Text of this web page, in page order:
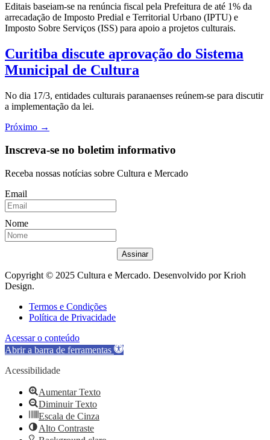
Editais baseiam-se na renúncia fiscal pela Prefeitura de até 1% da
arrecadação de Imposto Predial e Territorial Urbano (IPTU) e
Imposto Sobre Serviços (ISS) para apoio a projetos culturais.
Curitiba discute aprovação do Sistema
Municipal de Cultura
No dia 17/3, entidades culturais paranaenses reúnem-se para discutir
a implementação da lei.
Próximo →
Inscreva-se no boletim informativo
Receba nossas notícias sobre Cultura e Mercado
Email
Nome
Assinar
Copyright © 2025 Cultura e Mercado. Desenvolvido por Krioh
Design.
Termos e Condições
Política de Privacidade
Acessar o conteúdo
Abrir a barra de ferramentas
Acessibilidade
Aumentar Texto
Diminuir Texto
Escala de Cinza
Alto Contraste